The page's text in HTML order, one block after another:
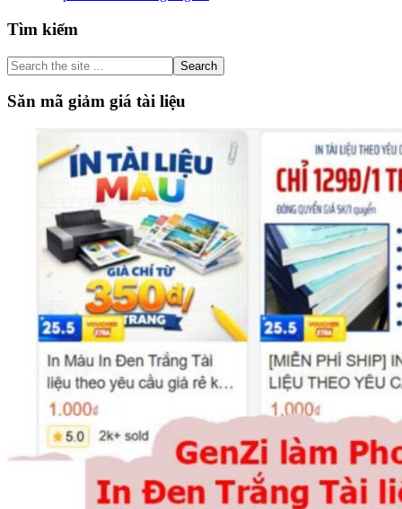
Primary
Sidebar
Tìm kiếm
Search
the
site
...
Săn mã giảm giá tài liệu